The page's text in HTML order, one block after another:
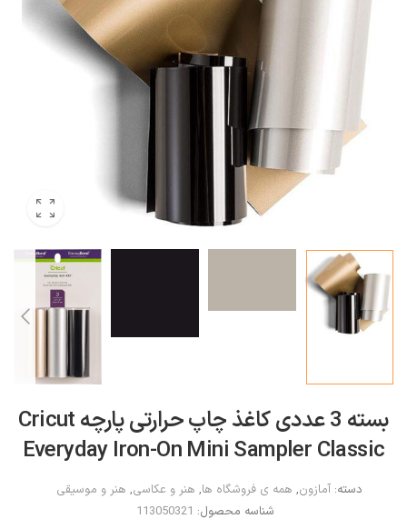
بسته 3 عددی کاغذ چاپ حرارتی پارچه Cricut
Everyday Iron-On Mini Sampler Classic
دسته: آمازون, همه ی فروشگاه ها, هنر و عکاسی, هنر و موسیقی
شناسه محصول: 113050321